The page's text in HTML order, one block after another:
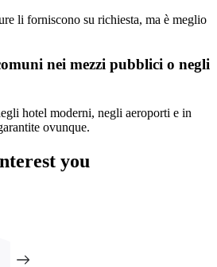
li forniscono su richiesta, ma è meglio
nei mezzi pubblici o negli
hotel moderni, negli aeroporti e in
ovunque.
you